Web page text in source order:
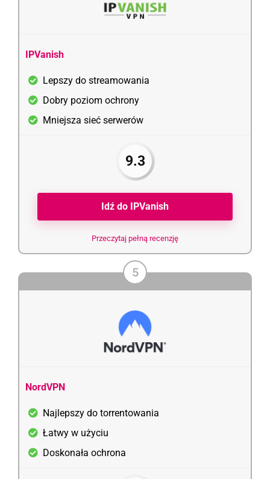
IPVanish
Lepszy do streamowania
Dobry poziom ochrony
Mniejsza sieć serwerów
9.3
Idź do IPVanish
Przeczytaj pełną recenzję
5
NordVPN
Najlepszy do torrentowania
Łatwy w użyciu
Doskonała ochrona